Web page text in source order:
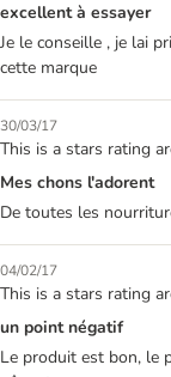
excellent à essayer
Je le conseille , je lai
cette marque
30/03/17
This is a stars rating
Mes chons l'adorent
De toutes les
04/02/17
This is a stars rating
un point négatif
Le produit est bon, le